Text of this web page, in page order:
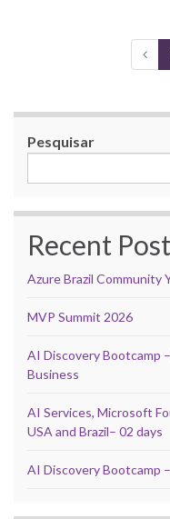
Pesquisar
Recent
Azure Brazil Community
MVP Summit 2026
AI Discovery Bootcamp
Business
AI Services, Microsoft
USA and Brazil– 02 days
AI Discovery Bootcamp